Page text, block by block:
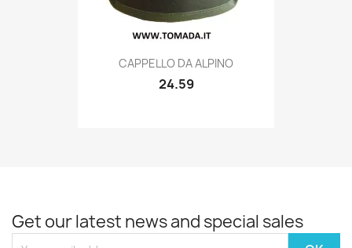
Quick view
CAPPELLO DA ALPINO
24.59
Get our latest news and special sales